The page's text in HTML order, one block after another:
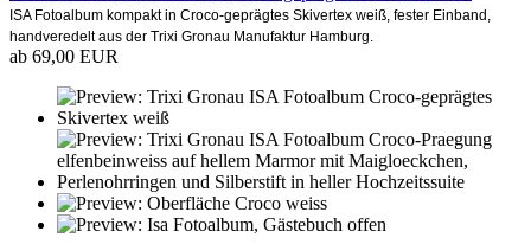
ISA Fotoalbum kompakt in Croco-geprägtes Skivertex weiß, fester Einband,
handveredelt aus der Trixi Gronau Manufaktur Hamburg.
ab 69,00 EUR